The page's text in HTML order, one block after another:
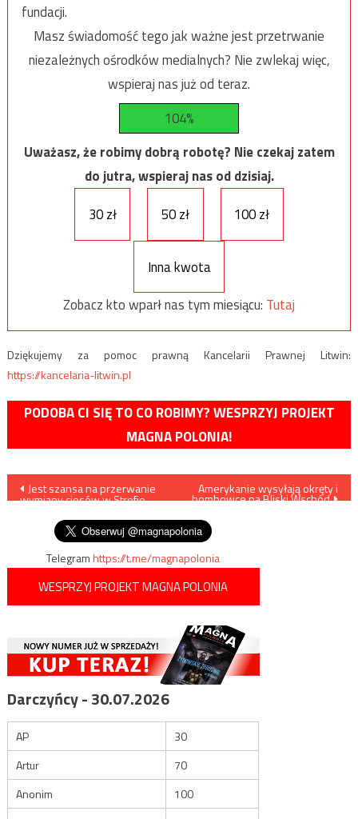
fundacji.
Masz świadomość tego jak ważne jest przetrwanie
niezależnych ośrodków medialnych? Nie zwlekaj więc,
wspieraj nas już od teraz.
104%
Uważasz, że robimy dobrą robotę? Nie czekaj zatem
do jutra, wspieraj nas od dzisiaj.
30 zł
50 zł 100 zł
Inna kwota
Zobacz kto wparł nas tym miesiącu: Tutaj
Dziękujemy za pomoc prawną Kancelarii Prawnej Litwin:
https://kancelaria-litwin.pl
PODOBA CI SIĘ TO CO ROBIMY? WESPRZYJ PROJEKT
MAGNA POLONIA!
Nawigacja
wpisu
Jest szansa na przerwanie
wymiany ciosów w Strefie
Amerykanie wysyłają okręty i
bombowce na Bliski Wschód
Telegramhttps://t.me/magnapolonia
WESPRZYJ PROJEKT MAGNA POLONIA
Darczyńcy - 30.07.2026
AP
30
Artur
70
Anonim
100